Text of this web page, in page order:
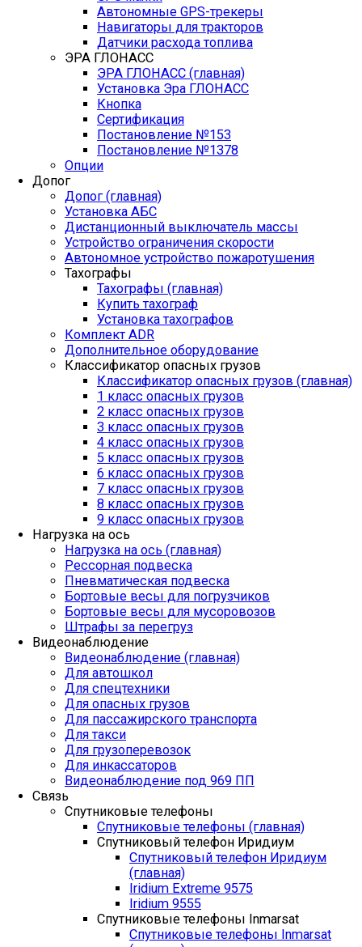
Автономные GPS-трекеры
Навигаторы для тракторов
Датчики расхода топлива
ЭРА ГЛОНАСС
ЭРА ГЛОНАСС (главная)
Установка Эра ГЛОНАСС
Кнопка
Сертификация
Постановление №153
Постановление №1378
Опции
Допог
Допог (главная)
Установка АБС
Дистанционный выключатель массы
Устройство ограничения скорости
Автономное устройство пожаротушения
Тахографы
Тахографы (главная)
Купить тахограф
Установка тахографов
Комплект ADR
Дополнительное оборудование
Классификатор опасных грузов
Классификатор опасных грузов (главная)
1 класс опасных грузов
2 класс опасных грузов
3 класс опасных грузов
4 класс опасных грузов
5 класс опасных грузов
6 класс опасных грузов
7 класс опасных грузов
8 класс опасных грузов
9 класс опасных грузов
Нагрузка на ось
Нагрузка на ось (главная)
Рессорная подвеска
Пневматическая подвеска
Бортовые весы для погрузчиков
Бортовые весы для мусоровозов
Штрафы за перегруз
Видеонаблюдение
Видеонаблюдение (главная)
Для автошкол
Для спецтехники
Для опасных грузов
Для пассажирского транспорта
Для такси
Для грузоперевозок
Для инкассаторов
Видеонаблюдение под 969 ПП
Связь
Спутниковые телефоны
Спутниковые телефоны (главная)
Спутниковый телефон Иридиум
Спутниковый телефон Иридиум
(главная)
Iridium Extreme 9575
Iridium 9555
Спутниковые телефоны Inmarsat
Спутниковые телефоны Inmarsat